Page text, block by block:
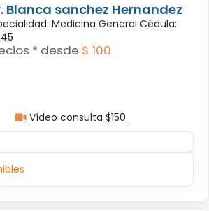
Blanca sanchez Hernandez
Medicina General Cédula:
* desde $ 100
Vídeo consulta $150